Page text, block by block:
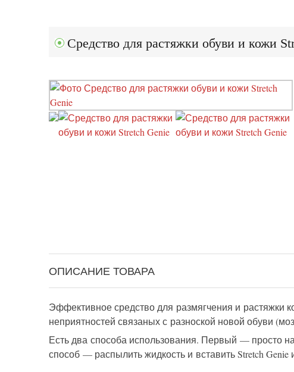
Средство для растяжки обуви и кожи
ОПИСАНИЕ ТОВАРА
Эффективное средство для размягчения и
неприятностей связаных с разноской новой обуви
Есть два способа использования. Первый — просто
способ — распылить жидкость и вставить Stretch